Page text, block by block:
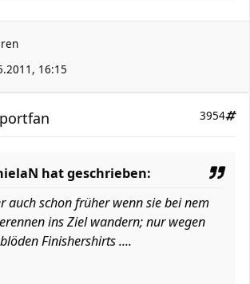
16:15
3954
hat geschrieben:
auch schon früher wenn sie bei nem
ins Ziel wandern; nur wegen
Finishershirts ....